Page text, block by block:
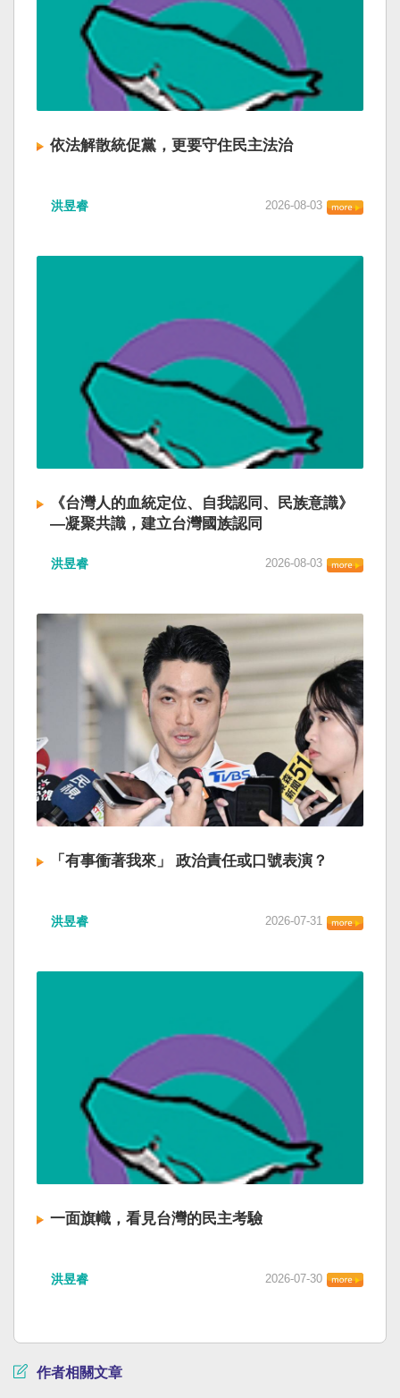
依法解散統促黨，更要守住民主法治
洪昱睿 2026-08-03
《台灣人的血統定位、自我認同、民族意識》
—凝聚共識，建立台灣國族認同
洪昱睿 2026-08-03
「有事衝著我來」 政治責任或口號表演？
洪昱睿 2026-07-31
一面旗幟，看見台灣的民主考驗
洪昱睿 2026-07-30
作者相關文章